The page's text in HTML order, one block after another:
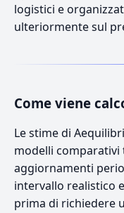
logistici e
ulteriormente sul
Come viene
Le stime di
modelli
aggiornamenti
intervallo realistico
prima di richiedere